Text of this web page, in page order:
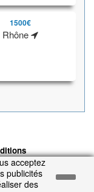
1500€
Rhône
Ecurie Virtuelle -
acceptez
publicités
des